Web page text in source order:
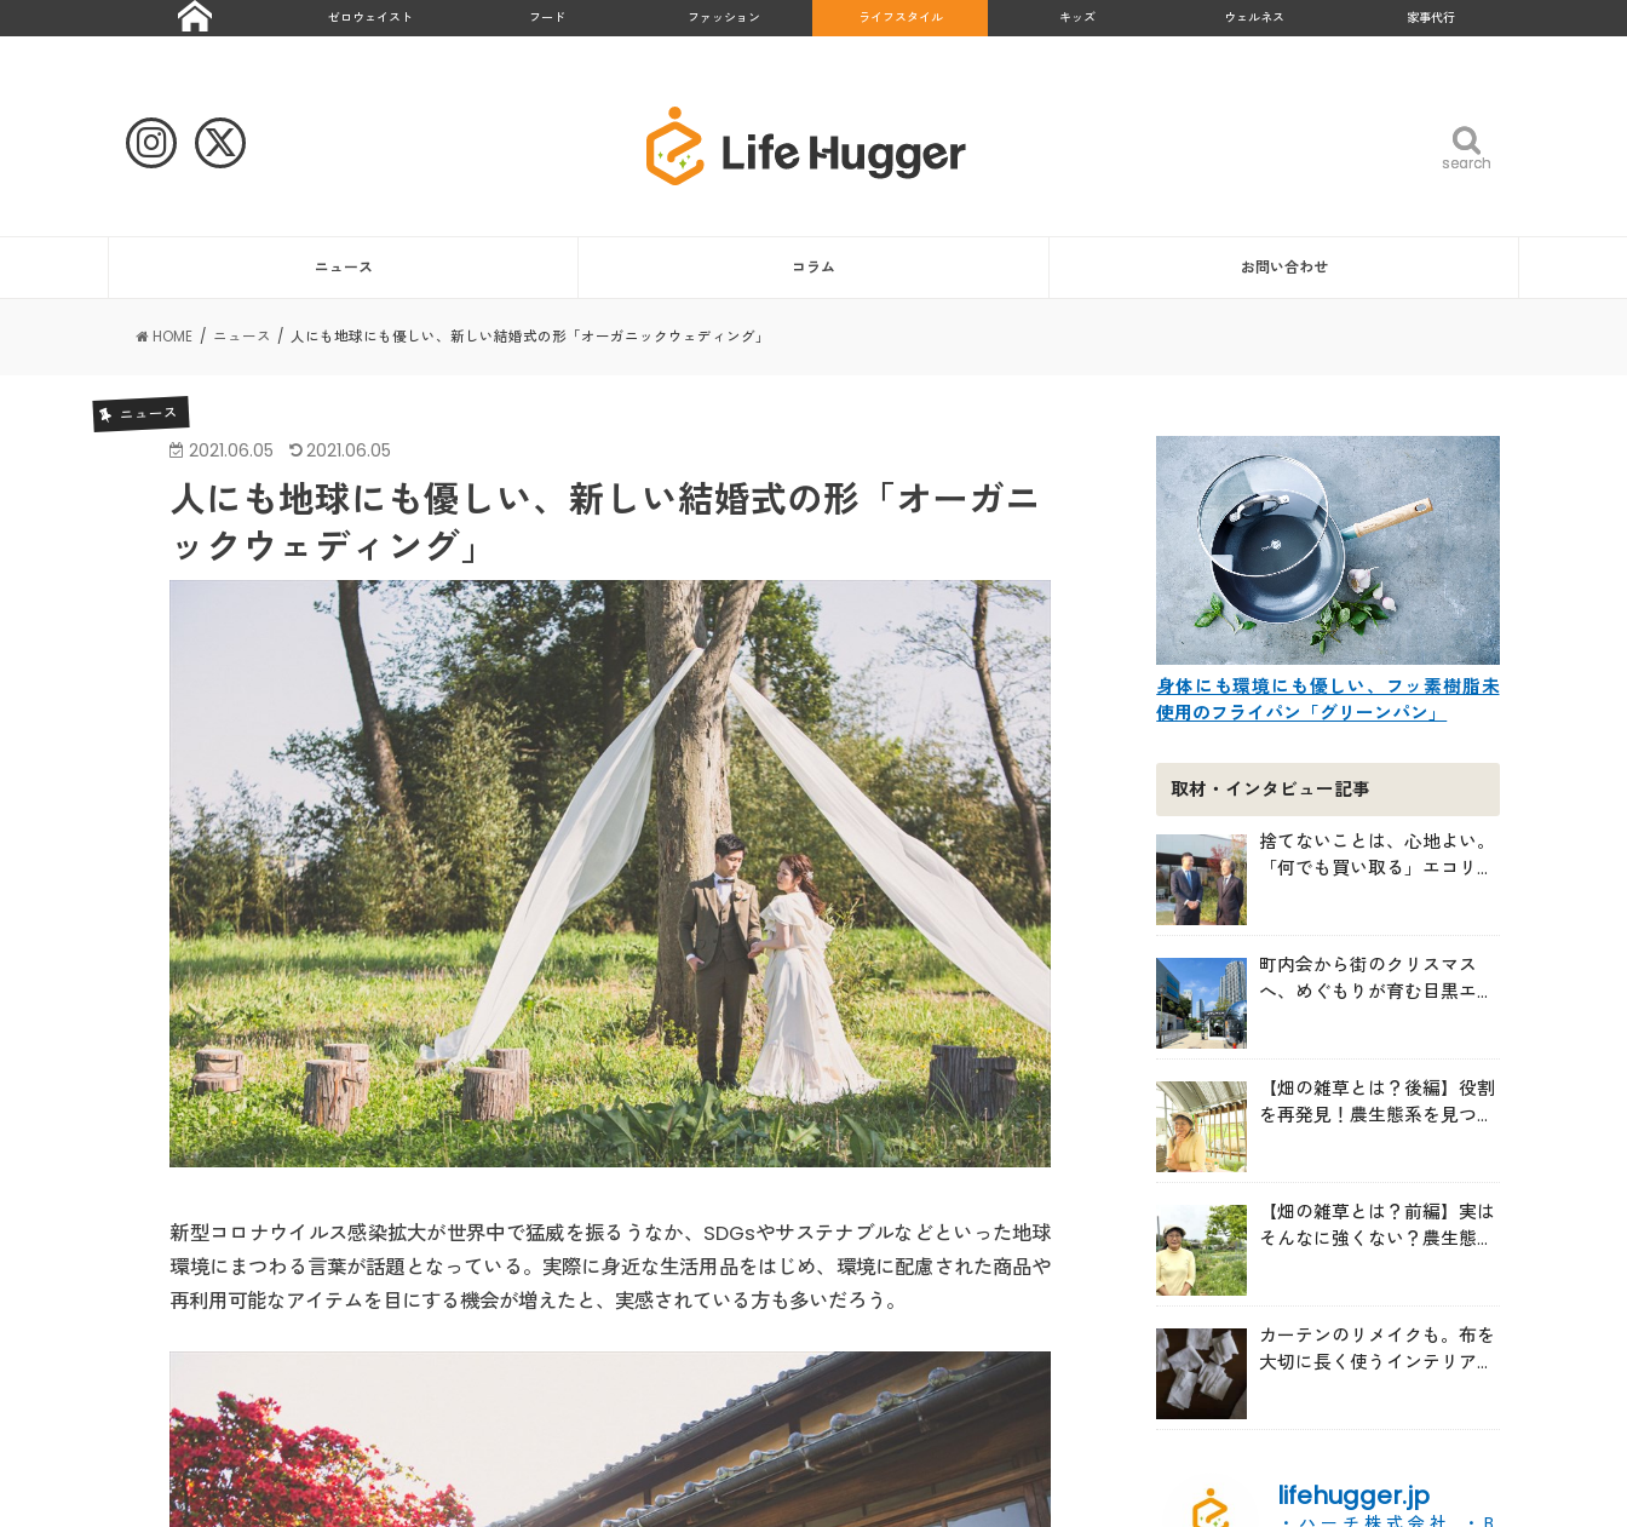
ゼロウェイスト フード ファッション ライフスタイル キッズ ウェルネス 家事代行
search
search
ニュース コラム お問い合わせ
HOME ニュース 人にも地球にも優しい、新しい結婚式の形「オーガニックウェディング」
ニュース
2021.06.05 2021.06.05
人にも地球にも優しい、新しい結婚式の形「オーガニ
ックウェディング」
新型コロナウイルス感染拡大が世界中で猛威を振るうなか、SDGsやサステナブルなどといった地球
環境にまつわる言葉が話題となっている。実際に身近な生活用品をはじめ、環境に配慮された商品や
再利用可能なアイテムを目にする機会が増えたと、実感されている方も多いだろう。
身体にも環境にも優しい、フッ素樹脂未
使用のフライパン「グリーンパン」
取材・インタビュー記事
捨てないことは、心地よい。
「何でも買い取る」エコリン
町内会から街のクリスマス
へ、めぐもりが育む目黒エリ
【畑の雑草とは？後編】役割
を再発見！農生態系を見つめ
【畑の雑草とは？前編】実は
そんなに強くない？農生態系
カーテンのリメイクも。布を
大切に長く使うインテリアの
lifehugger.jp